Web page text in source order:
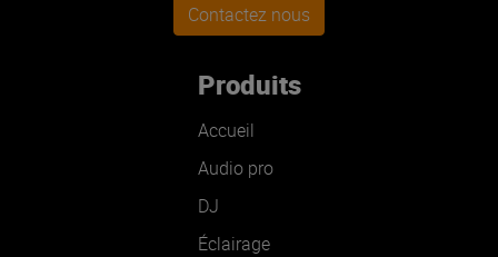
Contactez nous
Produits
Accueil
Audio pro
DJ
Éclairage